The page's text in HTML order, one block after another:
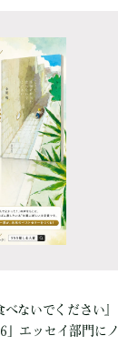
べないでください』
」エッセイ部門にノ